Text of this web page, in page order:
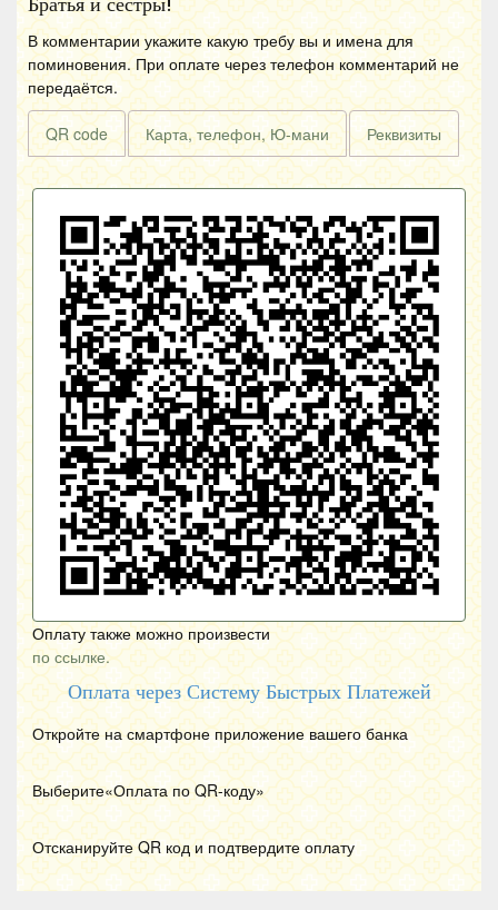
Братья и сестры!
В комментарии укажите какую требу вы и имена для
поминовения. При оплате через телефон комментарий не
передаётся.
QR code Карта, телефон, Ю-мани Реквизиты
Оплату также можно произвести
по ссылке.
Оплата через Систему Быстрых Платежей
Откройте на смартфоне приложение вашего банка
Выберите«Оплата по QR-коду»
Отсканируйте QR код и подтвердите оплату